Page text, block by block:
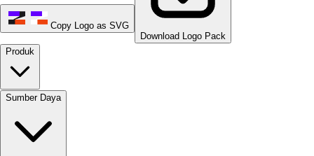
Copy Logo as SVG
Download Logo Pack
Produk
Sumber Daya